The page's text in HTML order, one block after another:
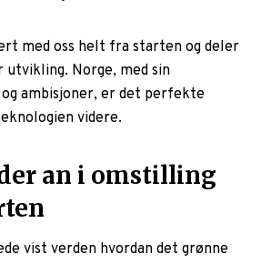
med oss helt fra starten og deler
Norge, med sin
ambisjoner, er det perfekte
videre.
an i omstilling
vist verden hvordan det grønne